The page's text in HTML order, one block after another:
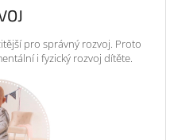
pro správný rozvoj. Proto
i fyzický rozvoj dítěte.